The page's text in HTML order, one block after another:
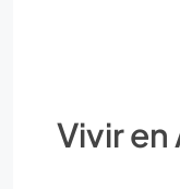
Vivir en